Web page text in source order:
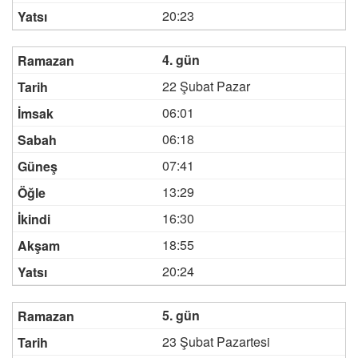
20:23
4. gün
22 Şubat Pazar
06:01
06:18
07:41
13:29
16:30
18:55
20:24
5. gün
23 Şubat Pazartesi